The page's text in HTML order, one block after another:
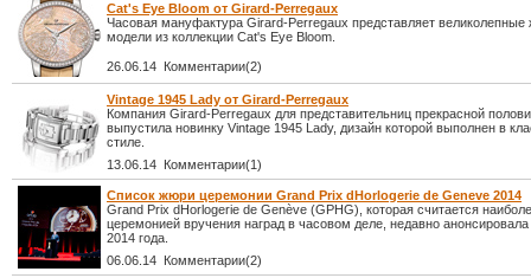
Cat's Eye Bloom от Girard-Perregaux
Часовая мануфактура Girard-Perregaux представляет великолепные
модели из коллекции Cat's Eye Bloom.
26.06.14 Комментарии(2)
Vintage 1945 Lady от Girard-Perregaux
Компания Girard-Perregaux для представительниц прекрасной
выпустила новинку Vintage 1945 Lady, дизайн которой выполнен в
стиле.
13.06.14 Комментарии(1)
Список жюри церемонии Grand Prix dHorlogerie de Geneve 2014
Grand Prix dHorlogerie de Genève (GPHG), которая считается
церемонией вручения наград в часовом деле, недавно
2014 года.
06.06.14 Комментарии(2)